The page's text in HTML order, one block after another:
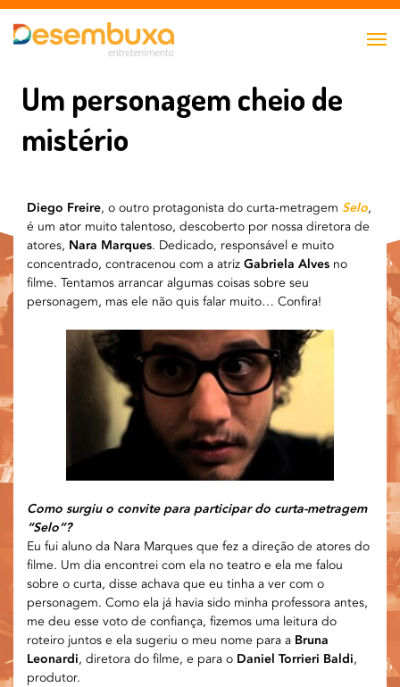
Um personagem cheio de
mistério
Diego Freire, o outro protagonista do curta-metragem Selo,
é um ator muito talentoso, descoberto por nossa diretora de
atores, Nara Marques. Dedicado, responsável e muito
concentrado, contracenou com a atriz Gabriela Alves no
filme. Tentamos arrancar algumas coisas sobre seu
personagem, mas ele não quis falar muito… Confira!
Como surgiu o convite para participar do curta-metragem
“Selo”?
Eu fui aluno da Nara Marques que fez a direção de atores do
filme. Um dia encontrei com ela no teatro e ela me falou
sobre o curta, disse achava que eu tinha a ver com o
personagem. Como ela já havia sido minha professora antes,
me deu esse voto de confiança, fizemos uma leitura do
roteiro juntos e ela sugeriu o meu nome para a Bruna
Leonardi, diretora do filme, e para o Daniel Torrieri Baldi,
produtor.